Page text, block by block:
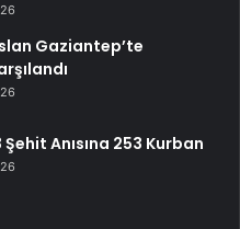
Gaziantep’te
Anısına 253 Kurban